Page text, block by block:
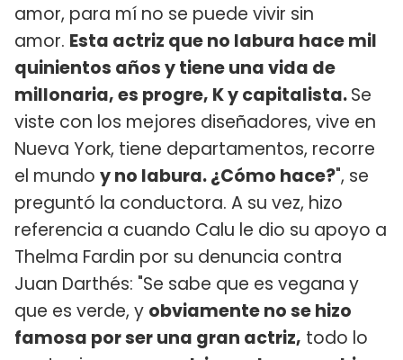
amor, para mí no se puede vivir sin
amor. Esta actriz que no labura hace mil
quinientos años y tiene una vida de
millonaria, es progre, K y capitalista.Se
viste con los mejores diseñadores, vive en
Nueva York, tiene departamentos, recorre
el mundo y no labura. ¿Cómo hace?", se
preguntó la conductora. A su vez, hizo
referencia a cuando Calu le dio su apoyo a
Thelma Fardin por su denuncia contra
Juan Darthés: "Se sabe que es vegana y
que es verde, y obviamente no se hizo
famosa por ser una gran actriz, todo lo